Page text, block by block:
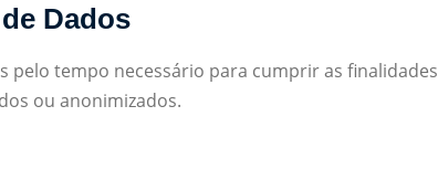
Dados
pelo tempo necessário para cumprir as
ou anonimizados.